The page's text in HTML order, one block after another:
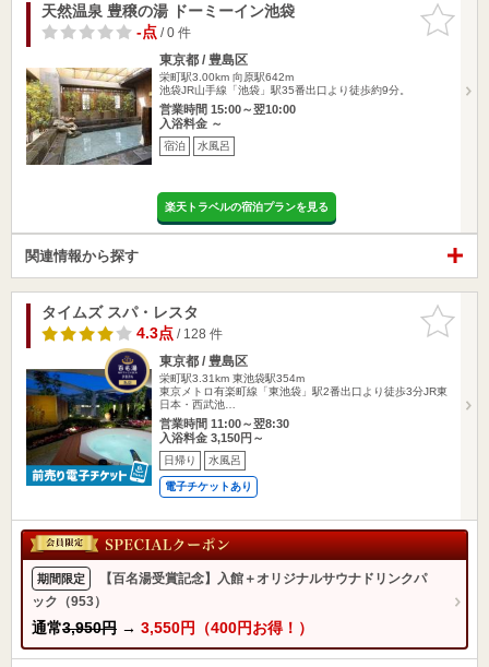
お気に入
りに追加
天然温泉 豊穣の湯 ドーミーイン池袋
-点/ 0 件
東京都 / 豊島区
栄町駅3.00km 向原駅642m
池袋JR山手線「池袋」駅35番出口より徒歩約9分。
営業時間 15:00～翌10:00
入浴料金 ～
宿泊 水風呂
楽天トラベルの宿泊プランを見る
関連情報から探す
お気に入
りに追加
タイムズ スパ・レスタ
4.3点/ 128 件
東京都 / 豊島区
栄町駅3.31km 東池袋駅354m
東京メトロ有楽町線「東池袋」駅2番出口より徒歩3分JR東
日本・西武池…
営業時間 11:00～翌8:30
入浴料金 3,150円～
日帰り 水風呂
電子チケットあり
期間限定
【百名湯受賞記念】入館＋オリジナルサウナドリンクパ
ック（953）
通常3,950円 → 3,550円（400円お得！）